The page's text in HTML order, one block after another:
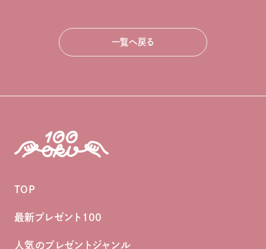
一覧へ戻る
TOP
最新プレゼント100
人気のプレゼントジャンル